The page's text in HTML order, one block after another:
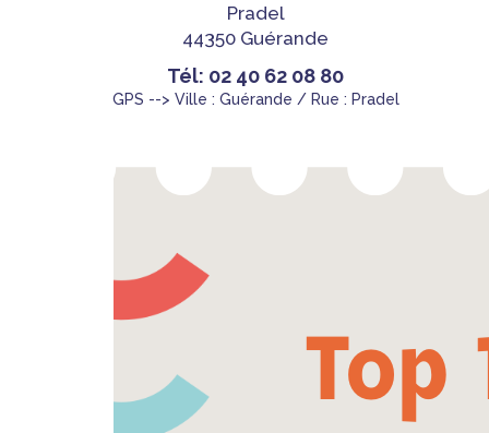
Pradel
44350 Guérande
Tél: 02 40 62 08 80
GPS --> Ville : Guérande / Rue : Pradel